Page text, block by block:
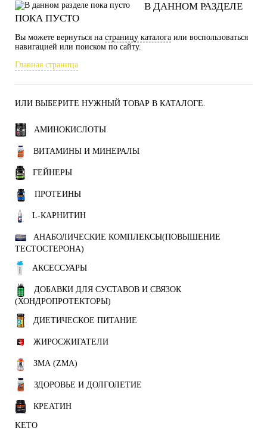
В ДАННОМ РАЗДЕЛЕ
ПОКА ПУСТО
Вы можете вернуться на страницу каталога или воспользоваться
навигацией или поиском по сайту.
Главная страница
ИЛИ ВЫБЕРИТЕ НУЖНЫЙ ТОВАР В КАТАЛОГЕ.
АМИНОКИСЛОТЫ
ВИТАМИНЫ И МИНЕРАЛЫ
ГЕЙНЕРЫ
ПРОТЕИНЫ
L-КАРНИТИН
АНАБОЛИЧЕСКИЕ КОМПЛЕКСЫ(ПОВЫШЕНИЕ
ТЕСТОСТЕРОНА)
АКСЕССУАРЫ
ДОБАВКИ ДЛЯ СУСТАВОВ И СВЯЗОК
(ХОНДРОПРОТЕКТОРЫ)
ДИЕТИЧЕСКОЕ ПИТАНИЕ
ЖИРОСЖИГАТЕЛИ
ЗМА (ZMA)
ЗДОРОВЬЕ И ДОЛГОЛЕТИЕ
КРЕАТИН
KETO